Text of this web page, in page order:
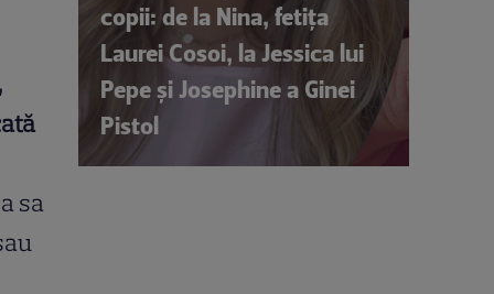
sa
copii: de la Nina, fetița
Laurei Cosoi, la Jessica lui
Pepe și Josephine a Ginei
Pistol